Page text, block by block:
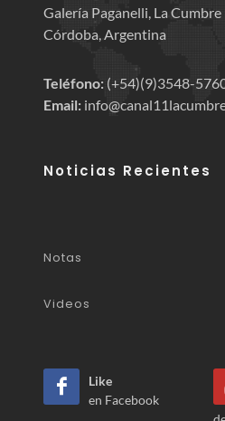
Galería Paganelli, La Cumbre
Córdoba, Argentina
Teléfono: (+54)(9)3548-
Email:
Noticias Recientes
Notas
Videos
Like
en Facebook